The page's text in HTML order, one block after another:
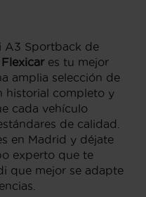
A3 Sportback de
Flexicares tu mejor
amplia selección de
historial completo y
cada vehículo
de calidad.
en Madrid y déjate
experto que te
que mejor se adapte